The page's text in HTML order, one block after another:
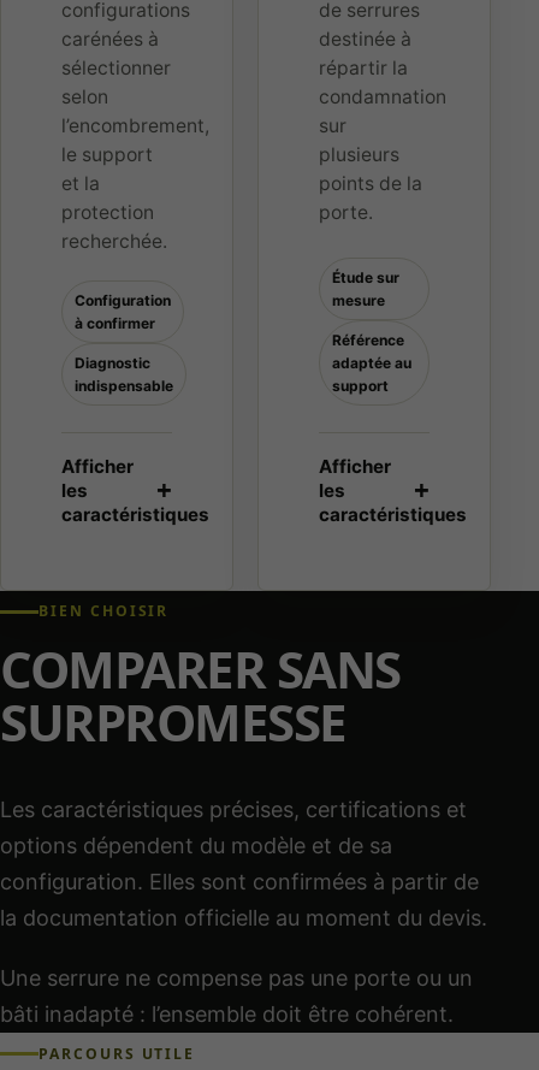
configurations
carénées à
sélectionner
selon
l’encombrement,
le support
et la
protection
recherchée.
Configuration
à confirmer
Diagnostic
indispensable
de serrures
destinée à
répartir la
condamnation
sur
plusieurs
points de la
porte.
Étude sur
mesure
Référence
adaptée au
support
BIEN CHOISIR
COMPARER SANS
SURPROMESSE
Les caractéristiques précises, certifications et
options dépendent du modèle et de sa
configuration. Elles sont confirmées à partir de
la documentation officielle au moment du devis.
Une serrure ne compense pas une porte ou un
bâti inadapté : l’ensemble doit être cohérent.
PARCOURS UTILE